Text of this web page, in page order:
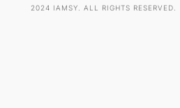
2024 IAMSY. ALL RIGHTS RESERVED.